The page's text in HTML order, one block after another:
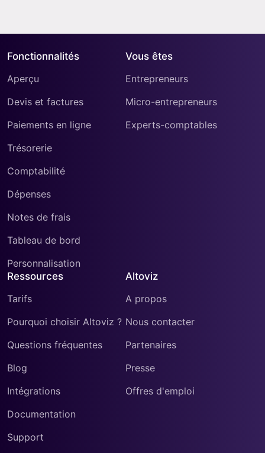
Fonctionnalités
Aperçu
Devis et factures
Paiements en ligne
Trésorerie
Comptabilité
Dépenses
Notes de frais
Tableau de bord
Personnalisation
Vous êtes
Entrepreneurs
Micro-entrepreneurs
Experts-comptables
Ressources
Tarifs
Pourquoi choisir Altoviz ?
Questions fréquentes
Blog
Intégrations
Documentation
Support
Altoviz
A propos
Nous contacter
Partenaires
Presse
Offres d'emploi